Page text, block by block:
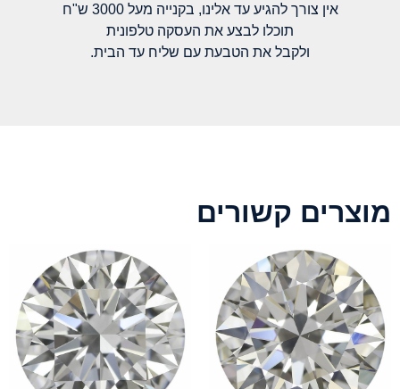
אין צורך להגיע עד אלינו, בקנייה מעל 3000 ש"ח
תוכלו לבצע את העסקה טלפונית
ולקבל את הטבעת עם שליח עד הבית.
מוצרים קשורים